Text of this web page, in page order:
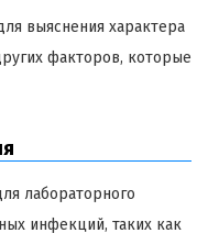
выяснения характера
факторов, которые
лабораторного
инфекций, таких как